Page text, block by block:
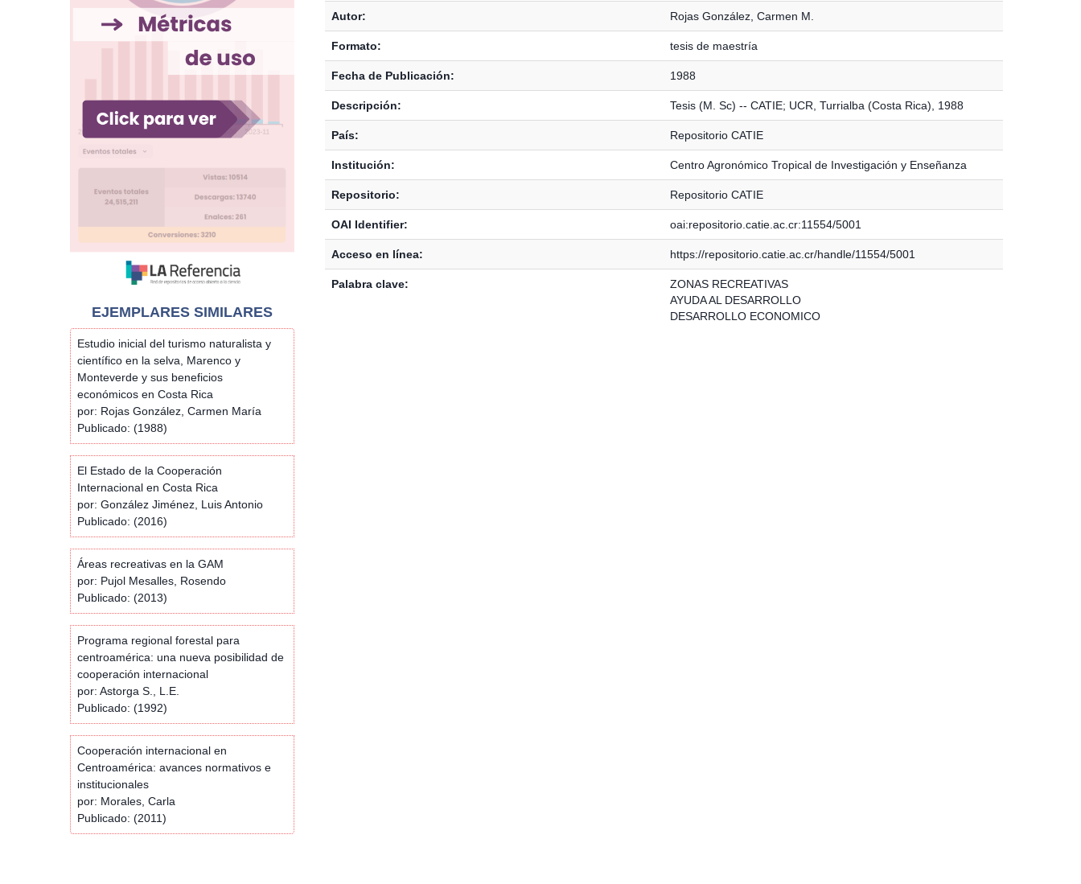
Autor: Rojas González, Carmen M.
Formato: tesis de maestría
Fecha de Publicación: 1988
Descripción: Tesis (M. Sc) -- CATIE; UCR, Turrialba (Costa Rica), 1988
País: Repositorio CATIE
Institución: Centro Agronómico Tropical de Investigación y Enseñanza
Repositorio: Repositorio CATIE
OAI Identifier: oai:repositorio.catie.ac.cr:11554/5001
Acceso en línea: https://repositorio.catie.ac.cr/handle/11554/5001
Palabra clave:
ZONAS RECREATIVAS
AYUDA AL DESARROLLO
DESARROLLO ECONOMICO
EJEMPLARES SIMILARES
Estudio inicial del turismo naturalista y
científico en la selva, Marenco y
Monteverde y sus beneficios
económicos en Costa Rica
por: Rojas González, Carmen María
Publicado: (1988)
El Estado de la Cooperación
Internacional en Costa Rica
por: González Jiménez, Luis Antonio
Publicado: (2016)
Áreas recreativas en la GAM
por: Pujol Mesalles, Rosendo
Publicado: (2013)
Programa regional forestal para
centroamérica: una nueva posibilidad de
cooperación internacional
por: Astorga S., L.E.
Publicado: (1992)
Cooperación internacional en
Centroamérica: avances normativos e
institucionales
por: Morales, Carla
Publicado: (2011)